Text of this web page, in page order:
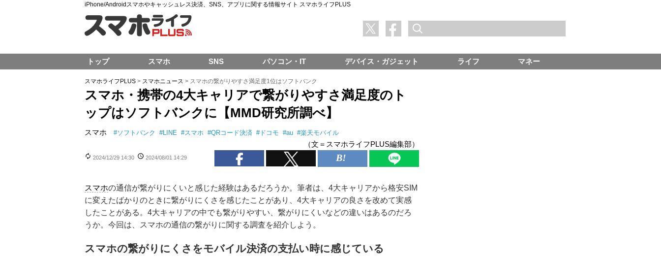
iPhone/Androidスマホやキャッシュレス決済、SNS、アプリに関する情報サイト スマホライフPLUS
スマホライフPLUS > スマホニュース > スマホの繋がりやすさ満足度1位はソフトバンク
スマホ・携帯の4大キャリアで繋がりやすさ満足度のト
ップはソフトバンクに【MMD研究所調べ】
スマホ #ソフトバンク #LINE #スマホ #QRコード決済 #ドコモ #au #楽天モバイル
（文＝スマホライフPLUS編集部）
2024/12/29 14:30 2024/08/01 14:29
スマホの通信が繋がりにくいと感じた経験はあるだろうか。筆者は、4大キャリアから格安SIM
に変えたばかりのときに繋がりにくさを感じたことがあり、4大キャリアの良さを改めて実感
したことがある。4大キャリアの中でも繋がりやすい、繋がりにくいなどの違いはあるのだろ
うか。今回は、スマホの通信の繋がりに関する調査を紹介しよう。
スマホの繋がりにくさをモバイル決済の支払い時に感じている
トップ スマホ SNS パソコン・IT デバイス・ガジェット ライフ マネー